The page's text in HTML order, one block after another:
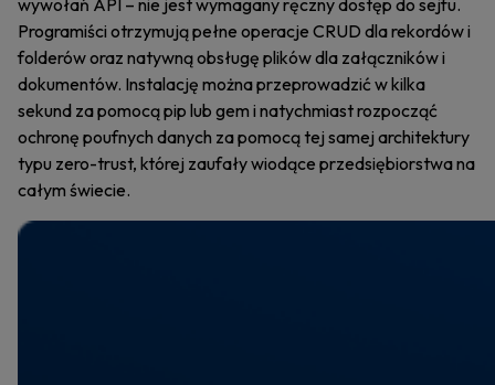
Programiści otrzymują pełne operacje CRUD dla rekordów i
folderów oraz natywną obsługę plików dla załączników i
dokumentów. Instalację można przeprowadzić w kilka
sekund za pomocą pip lub gem i natychmiast rozpocząć
ochronę poufnych danych za pomocą tej samej architektury
typu zero-trust, której zaufały wiodące przedsiębiorstwa na
całym świecie.